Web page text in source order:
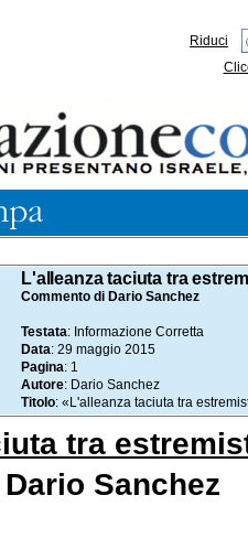
Riduci
L'alleanza taciuta tra
Commento di Dario Sanchez
Testata: Informazione Corretta
Data: 29 maggio 2015
Pagina: 1
Autore: Dario Sanchez
Titolo: «L'alleanza taciuta tra
tra
Sanchez